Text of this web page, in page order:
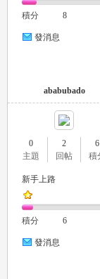
積分 8
發消息
ababubado
0
主題
2
回帖
6
積
新手上路
積分 6
發消息